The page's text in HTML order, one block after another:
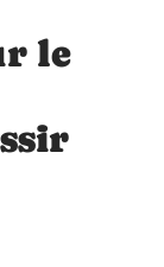
le